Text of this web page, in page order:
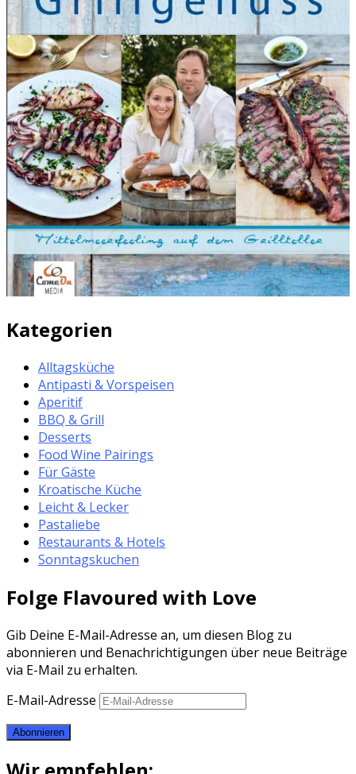
Kategorien
Alltagsküche
Antipasti & Vorspeisen
Aperitif
BBQ & Grill
Desserts
Food Wine Pairings
Für Gäste
Kroatische Küche
Leicht & Lecker
Pastaliebe
Restaurants & Hotels
Sonntagskuchen
Folge Flavoured with Love
Gib Deine E-Mail-Adresse an, um diesen Blog zu
abonnieren und Benachrichtigungen über neue Beiträge
via E-Mail zu erhalten.
E-Mail-Adresse
Abonnieren